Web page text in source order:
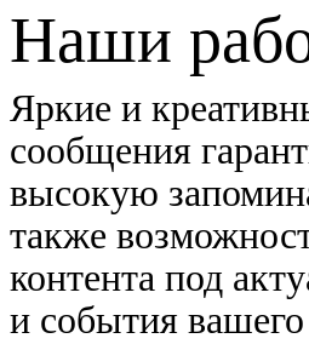
Наши
Яркие и
сообщения
высокую
также
контента под
и события вашего